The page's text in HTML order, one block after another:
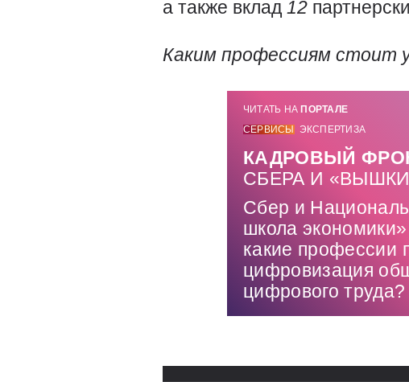
а также вклад 12
Каким профессиям стоит
ЧИТАТЬ НА ПОРТАЛЕ
СЕРВИСЫ
ЭКСПЕРТИЗА
КАДРОВЫЙ
СБЕРА И
Сбер и
школа
какие профессии
цифровизация
цифрового труда?